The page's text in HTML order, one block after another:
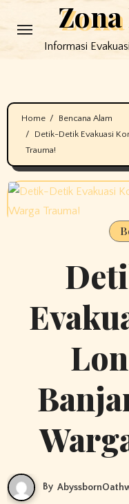
to
Informasi
Home
Bencana Alam
Detik-Detik Evakuasi
Trauma!
By